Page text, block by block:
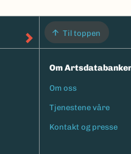
Til toppen
Om
Footermeny
Om oss
Tjenestene våre
Kontakt og presse